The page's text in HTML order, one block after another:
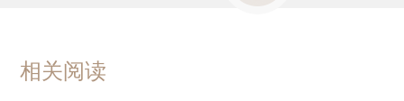
相关阅读